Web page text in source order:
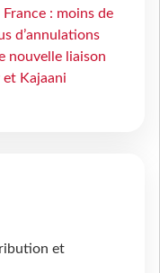
: moins de
d’annulations
nouvelle liaison
Kajaani
et